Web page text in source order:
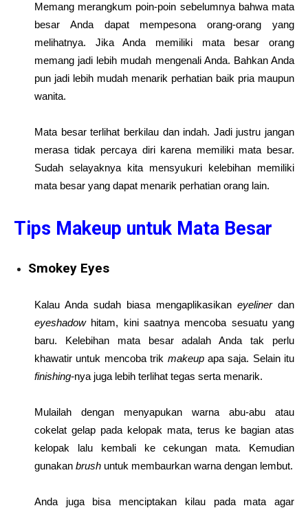
Memang merangkum poin-poin sebelumnya bahwa mata
besar Anda dapat mempesona orang-orang yang
melihatnya. Jika Anda memiliki mata besar orang
memang jadi lebih mudah mengenali Anda. Bahkan Anda
pun jadi lebih mudah menarik perhatian baik pria maupun
wanita.
Mata besar terlihat berkilau dan indah. Jadi justru jangan
merasa tidak percaya diri karena memiliki mata besar.
Sudah selayaknya kita mensyukuri kelebihan memiliki
mata besar yang dapat menarik perhatian orang lain.
Tips Makeup untuk Mata Besar
Smokey Eyes
Kalau Anda sudah biasa mengaplikasikan eyeliner dan
eyeshadow hitam, kini saatnya mencoba sesuatu yang
baru. Kelebihan mata besar adalah Anda tak perlu
khawatir untuk mencoba trik makeup apa saja. Selain itu
finishing-nya juga lebih terlihat tegas serta menarik.
Mulailah dengan menyapukan warna abu-abu atau
cokelat gelap pada kelopak mata, terus ke bagian atas
kelopak lalu kembali ke cekungan mata. Kemudian
gunakan brush untuk membaurkan warna dengan lembut.
Anda juga bisa menciptakan kilau pada mata agar